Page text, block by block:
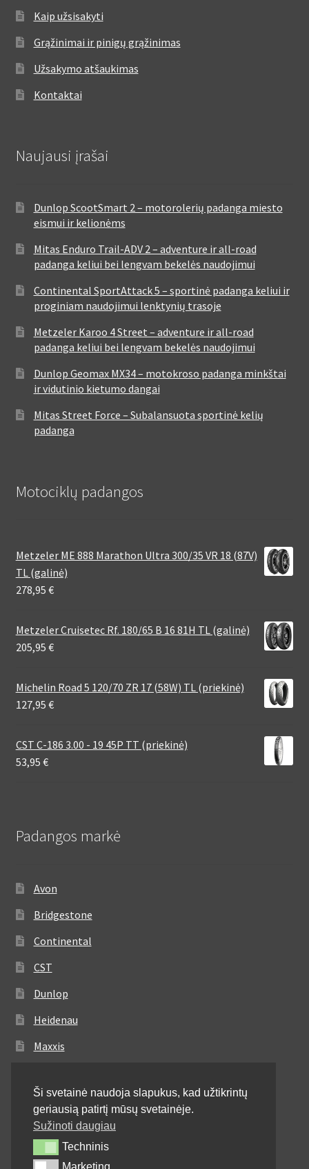
Kaip užsisakyti
Grąžinimai ir pinigų grąžinimas
Užsakymo atšaukimas
Kontaktai
Naujausi įrašai
Dunlop ScootSmart 2 – motorolerių padanga miesto
eismui ir kelionėms
Mitas Enduro Trail-ADV 2 – adventure ir all-road
padanga keliui bei lengvam bekelės naudojimui
Continental SportAttack 5 – sportinė padanga keliui ir
proginiam naudojimui lenktynių trasoje
Metzeler Karoo 4 Street – adventure ir all-road
padanga keliui bei lengvam bekelės naudojimui
Dunlop Geomax MX34 – motokroso padanga minkštai
ir vidutinio kietumo dangai
Mitas Street Force – Subalansuota sportinė kelių
padanga
Motociklų padangos
Metzeler ME 888 Marathon Ultra 300/35 VR 18 (87V)
TL (galinė)
278,95 €
Metzeler Cruisetec Rf. 180/65 B 16 81H TL (galinė)
205,95 €
Michelin Road 5 120/70 ZR 17 (58W) TL (priekinė)
127,95 €
CST C-186 3.00 - 19 45P TT (priekinė)
53,95 €
Padangos markė
Avon
Bridgestone
Continental
CST
Dunlop
Heidenau
Maxxis
Michelin
Mitas
Pirelli
Ši svetainė naudoja slapukus, kad užtikrintų
geriausią patirtį mūsų svetainėje.
Sužinoti daugiau
TechninisTechninis
Marketing